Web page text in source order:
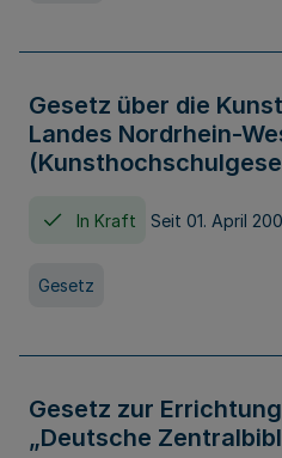
Gesetz über die
Landes Nordrhein-
In Kraft Seit 01. April
Gesetz
Gesetz zur
„Deutsche